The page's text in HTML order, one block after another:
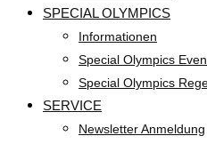
SPECIAL OLYMPICS
Informationen
Special Olympics
Special Olympics
SERVICE
Newsletter Anmeldung